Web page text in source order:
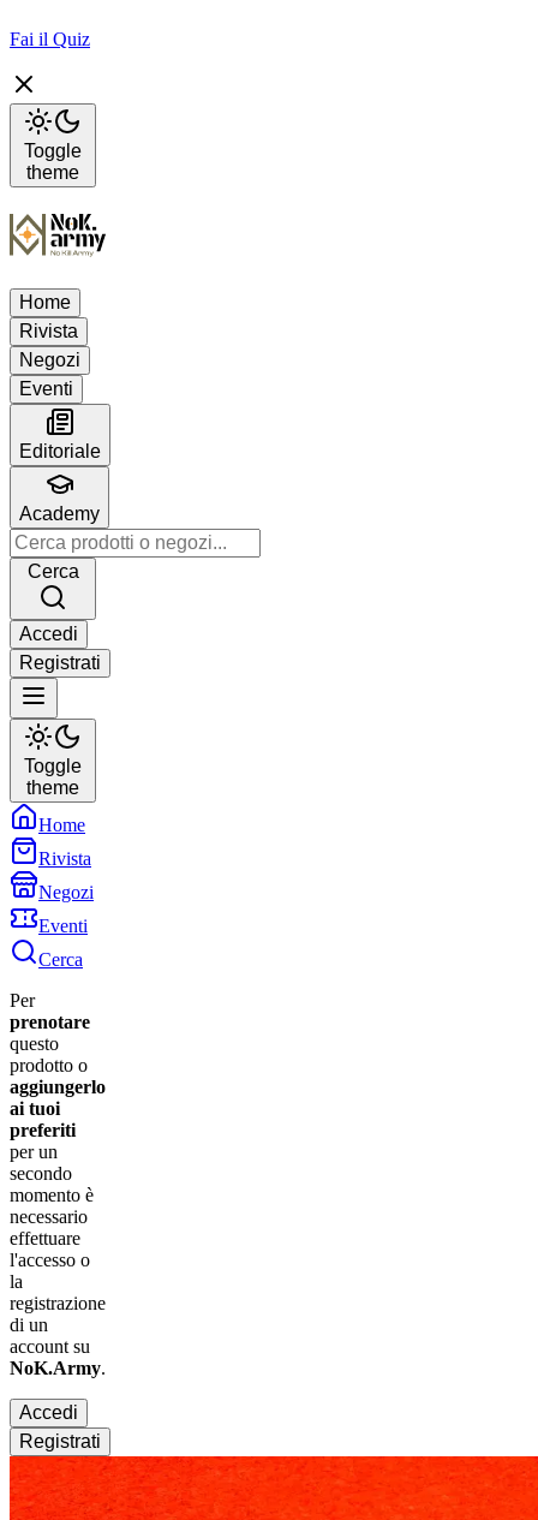
Fai il Quiz
Toggle
theme
Home
Rivista
Negozi
Eventi
Editoriale
Academy
Accedi
Registrati
Toggle
theme
Home
Rivista
Negozi
Eventi
Cerca
Per
prenotare
questo
prodotto o
aggiungerlo
ai tuoi
preferiti
per un
secondo
momento è
necessario
effettuare
l'accesso o
la
registrazione
di un
account su
NoK.Army.
Accedi
Registrati